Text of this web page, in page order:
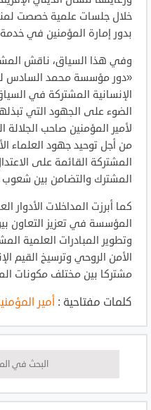
خلال جلسات علمية خصصت
بدور إمارة المؤمنين في خدمة
وفي هذا السياق، ناقش
«دور مؤسسة محمد السادس
الإنسانية المشتركة في
الضوء على الجهود التي
لأمير المؤمنين صاحب
من أجل توحيد جهود العلماء
المشتركة القائمة على
المشترك والتضامن بين شعوب
كما أبرزت المداخلات الأدوار
المؤسسة في تعزيز التعاون بين
وتطوير المبادرات العلمية
الأمن الروحي وترسيخ القيم
مشتركا بين مختلف مكونات
كلمات مفتاحية : أمير